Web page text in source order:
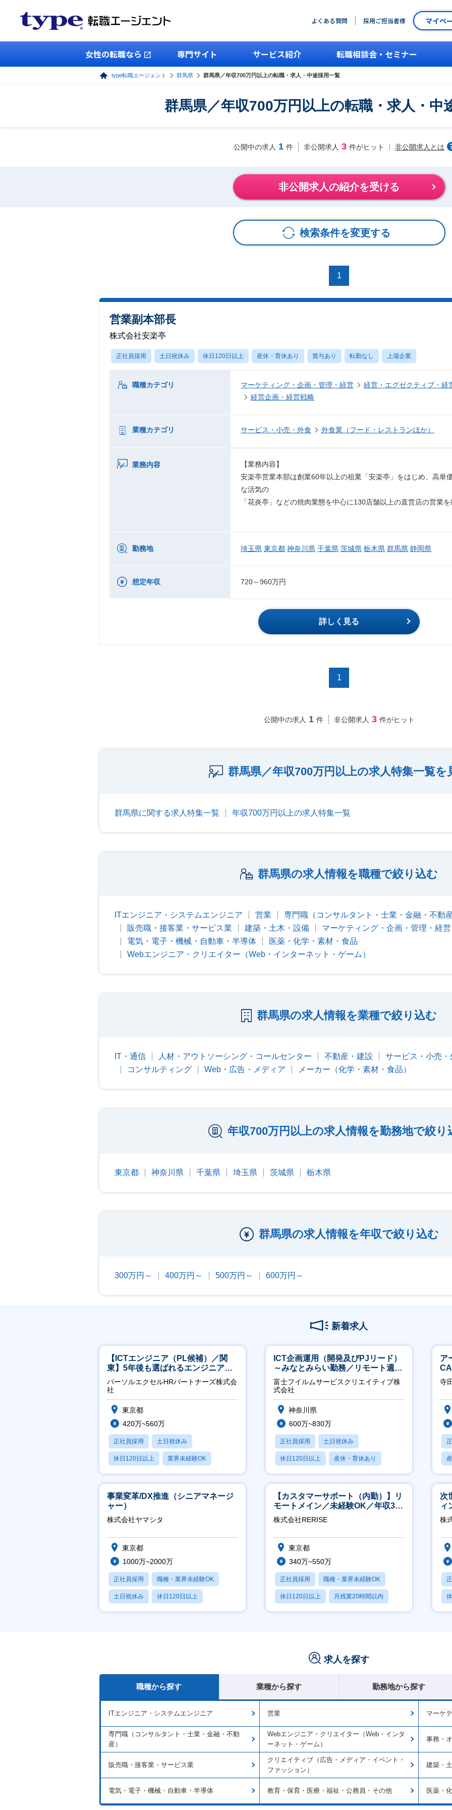
よくある質問 採用ご担当者様 マイペ
女性の転職なら 専門サイト サービス紹介 転職相談会・セミナー
type転職エージェント 群馬県 群馬県／年収700万円以上の転職・求人・中途採用一覧
群馬県／年収700万円以上の転職・求人・中
公開中の求人 1 件 非公開求人 3 件がヒット 非公開求人とは
非公開求人の紹介を受ける
検索条件を変更する
1
営業副本部長
株式会社安楽亭
正社員採用 土日祝休み 休日120日以上 産休・育休あり 賞与あり 転勤なし 上場企業
職種カテゴリ マーケティング・企画・管理・経営
経営・エグゼクティブ・経
経営企画・経営戦略
業種カテゴリ サービス・小売・外食 外食業（フード・レストランほか）
業務内容
【業務内容】
安楽亭営業本部は創業60年以上の祖業「安楽亭」をはじめ、高単
な活気の
「花炎亭」などの焼肉業態を中心に130店舗以上の直営店の営業
勤務地 埼玉県 東京都 神奈川県 千葉県 茨城県 栃木県 群馬県 静岡県
想定年収 720～960万円
詳しく見る
1
公開中の求人 1 件 非公開求人 3 件がヒット
群馬県／年収700万円以上の求人特集一覧を
群馬県に関する求人特集一覧 年収700万円以上の求人特集一覧
群馬県の求人情報を職種で絞り込む
ITエンジニア・システムエンジニア 営業
専門職（コンサルタント・士業・金融・不動
販売職・接客業・サービス業
建築・土木・設備
マーケティング・企画・管理・経営
電気・電子・機械・自動車・半導体
医薬・化学・素材・食品
Webエンジニア・クリエイター（Web・インターネット・ゲーム）
群馬県の求人情報を業種で絞り込む
IT・通信 人材・アウトソーシング・コールセンター 不動産・建設
サービス・小売・
コンサルティング
Web・広告・メディア メーカー（化学・素材・食品）
年収700万円以上の求人情報を勤務地で絞り
東京都 神奈川県 千葉県 埼玉県 茨城県 栃木県
群馬県の求人情報を年収で絞り込む
300万円～ 400万円～ 500万円～ 600万円～
新着求人
【ICTエンジニア（PL候補）／関
東】5年後も選ばれるエンジニアへ
／チーム運営・体制構築
パーソルエクセルHRパートナーズ株式会
社
東京都
420万~560万
正社員採用 土日祝休み
休日120日以上 業界未経験OK
月残業20時間以内
ICT企画運用（開発及びPJリード）
～みなとみらい勤務／リモート週
2OK／業務改善～
富士フイルムサービスクリエイティブ株
式会社
神奈川県
600万~830万
正社員採用 土日祝休み
休日120日以上 産休・育休あり
月残業20時間以内
ア
※
寺
事業変革/DX推進（シニアマネージ
ャー）
株式会社ヤマシタ
東京都
1000万~2000万
正社員採用 職種・業界未経験OK
土日祝休み 休日120日以上
産休・育休あり
【カスタマーサポート（内勤）】リ
モートメイン／未経験OK／年収340
万～／年間休日125日
株式会社RERISE
東京都
340万~550万
正社員採用 職種・業界未経験OK
休日120日以上 月残業20時間以内
賞与あり
次
ィ
株
求人を探す
職種から探す 業種から探す 勤務地から探す
ITエンジニア・システムエンジニア 営業 マーケ
専門職（コンサルタント・士業・金融・不動
産）
Webエンジニア・クリエイター（Web・インタ
ーネット・ゲーム）
事務・
販売職・接客業・サービス業
クリエイティブ（広告・メディア・イベント・
ファッション）
建築・
電気・電子・機械・自動車・半導体 教育・保育・医療・福祉・公務員・その他 医薬・